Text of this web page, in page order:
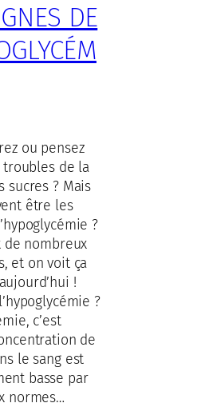
DE
ou pensez
de la
sucres ? Mais
être les
?
de nombreux
et on voit ça
!
?
c’est
de
le sang est
basse par
normes…